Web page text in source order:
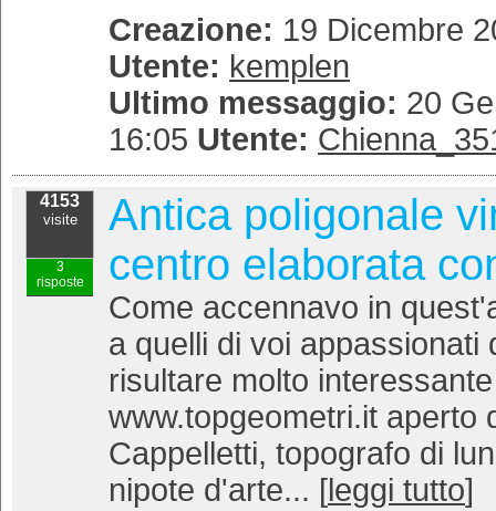
Creazione: 19 Dicembre
Utente: kemplen
Ultimo messaggio: 20
16:05 Utente:
4153
visite
3
risposte
Antica poligonale
centro elaborata
Come accennavo in
a quelli di voi appassionati
risultare molto
www.topgeometri.it aperto
Cappelletti, topografo di
nipote d'arte... [ leggi tutto]